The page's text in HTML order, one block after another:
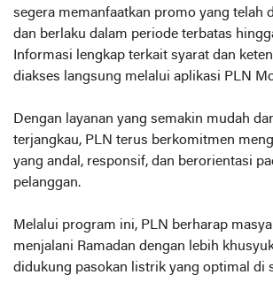
segera memanfaatkan promo yang telah
dan berlaku dalam periode terbatas
Informasi lengkap terkait syarat dan
diakses langsung melalui aplikasi PLN
Dengan layanan yang semakin mudah
terjangkau, PLN terus berkomitmen
yang andal, responsif, dan berorientasi
pelanggan.
Melalui program ini, PLN berharap
menjalani Ramadan dengan lebih
didukung pasokan listrik yang optimal di